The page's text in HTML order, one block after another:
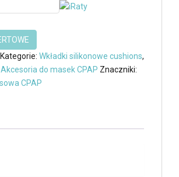
Kategorie: Wkładki silikonowe cushions,
Akcesoria do masek CPAP Znaczniki:
CPAP